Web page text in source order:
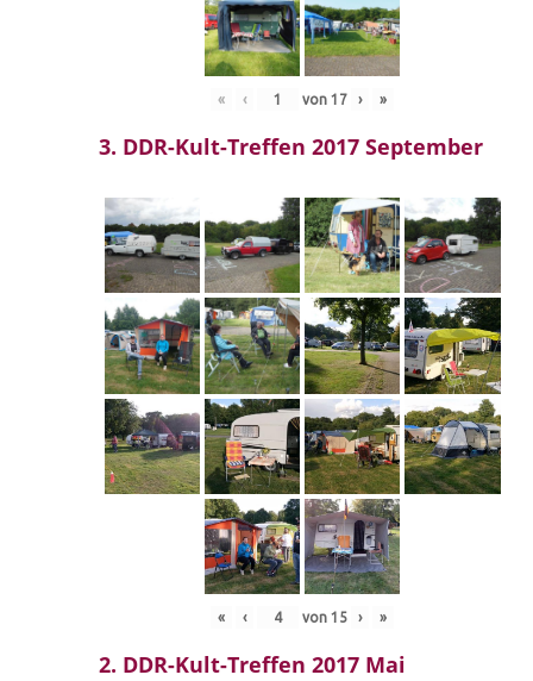
« ‹ von 17 › »
3. DDR-Kult-Treffen 2017 September
« ‹ von 15 › »
2. DDR-Kult-Treffen 2017 Mai